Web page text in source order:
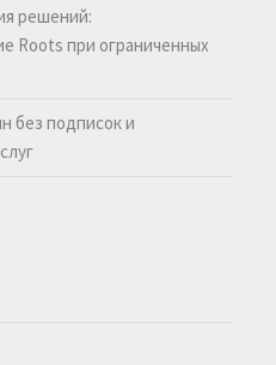
решений:
Roots при ограниченных
без подписок и